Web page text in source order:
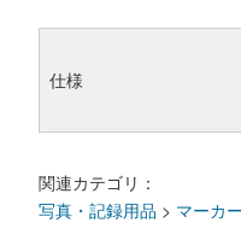
仕様
関連カテゴリ：
写真・記録用品 > マーカ